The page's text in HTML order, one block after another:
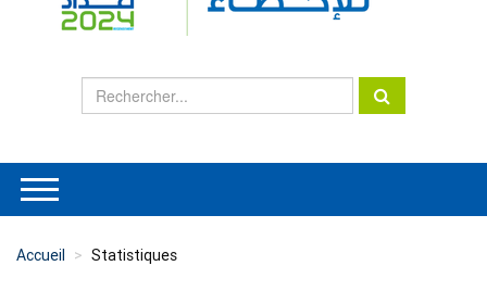
Accueil Statistiques